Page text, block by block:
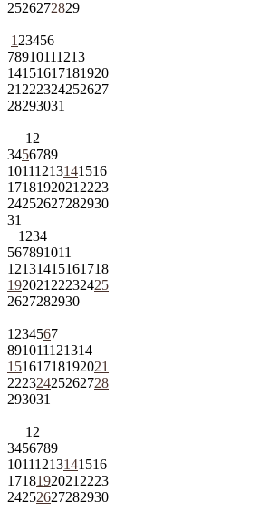
2526272829
1 23456
78910111213
14151617181920
21 222324252627
28293031
1 2
3456789
10111213141516
1718192021 2223
24252627282930
31
1 234
567891011
12131415161718
192021 22232425
2627282930
1 234567
891011121314
15161718192021
22232425262728
293031
1 2
3456789
10111213141516
1718192021 2223
24252627282930